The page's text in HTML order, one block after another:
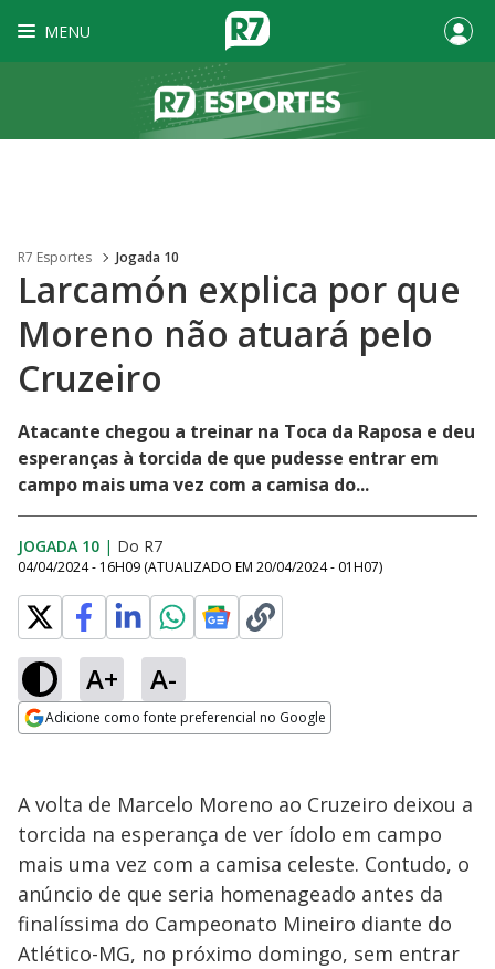
MENU
R7 Esportes Jogada 10
Larcamón explica por que
Moreno não atuará pelo
Cruzeiro
Atacante chegou a treinar na Toca da Raposa e deu
esperanças à torcida de que pudesse entrar em
campo mais uma vez com a camisa do...
JOGADA 10 | Do R7
04/04/2024 - 16H09 (ATUALIZADO EM 20/04/2024 - 01H07)
A+ A-
Adicione como fonte preferencial no Google
A volta de Marcelo Moreno ao Cruzeiro deixou a
torcida na esperança de ver ídolo em campo
mais uma vez com a camisa celeste. Contudo, o
anúncio de que seria homenageado antes da
finalíssima do Campeonato Mineiro diante do
Atlético-MG, no próximo domingo, sem entrar